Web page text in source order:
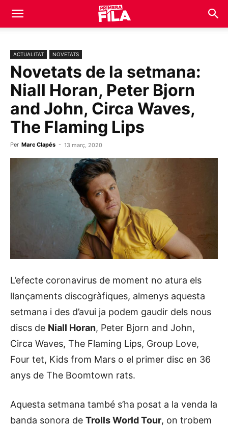
ACTUALITAT NOVETATS
Novetats de la setmana:
Niall Horan, Peter Bjorn
and John, Circa Waves,
The Flaming Lips
Per Marc Clapés - 13 març, 2020
L’efecte coronavirus de moment no atura els
llançaments discogràfiques, almenys aquesta
setmana i des d’avui ja podem gaudir dels nous
discs de Niall Horan, Peter Bjorn and John,
Circa Waves, The Flaming Lips, Group Love,
Four tet, Kids from Mars o el primer disc en 36
anys de The Boomtown rats.
Aquesta setmana també s’ha posat a la venda la
banda sonora de Trolls World Tour, on trobem